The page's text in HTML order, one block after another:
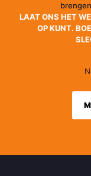
LAAT ONS HET
OP KUNT.